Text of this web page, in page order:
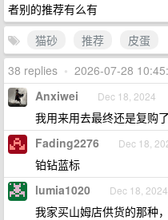
者别的推荐有么有
猫砂
推荐
皮蛋
38 replies • 2026-07-28
Anxiwei Dec 18, 2024
我用来用去最终还是复购
Fading2276 Dec 18,
铂钻蓝标
lumia1020 Dec 18, 2024
我家买山姆店供货的那种